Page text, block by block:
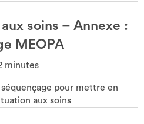
soins – Annexe :
MEOPA
minutes
pour mettre en
aux soins